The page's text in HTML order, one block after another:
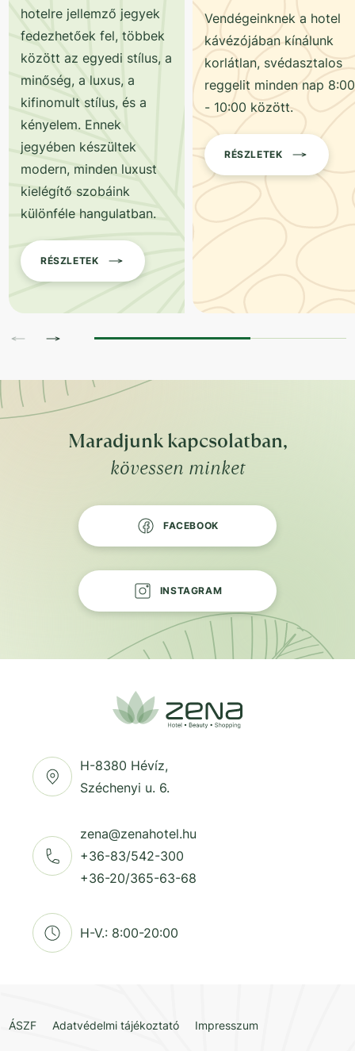
hotelre jellemző jegyek
fedezhetőek fel, többek
között az egyedi stílus, a
minőség, a luxus, a
kifinomult stílus, és a
kényelem. Ennek
jegyében készültek
modern, minden luxust
kielégítő szobáink
különféle hangulatban.
RÉSZLETEK
Vendégeinknek a hotel
kávézójában kínálunk
korlátlan, svédasztalos
reggelit minden nap 8:00
- 10:00 között.
RÉSZLETEK
Maradjunk kapcsolatban,
kövessen minket
FACEBOOK
INSTAGRAM
H-8380 Hévíz,
Széchenyi u. 6.
zena@zenahotel.hu
+36-83/542-300
+36-20/365-63-68
H-V.: 8:00-20:00
ÁSZF Adatvédelmi tájékoztató Impresszum